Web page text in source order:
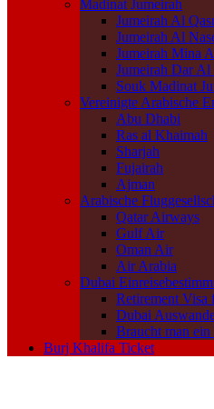
Madinat Jumeirah
Jumeirah Al
Jumeirah Al
Jumeirah Mina
Jumeirah Dar Al
Souk Madinat
Vereinigte Arabische
Abu Dhabi
Ras al Khaimah
Sharjah
Fujairah
Ajman
Arabische
Qatar Airways
Gulf Air
Oman Air
Air Arabia
Dubai
Retirement Visa
Dubai
Braucht man
Burj Khalifa Ticket